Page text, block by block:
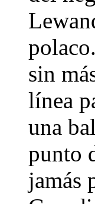
sin
línea
una
punto
jamás